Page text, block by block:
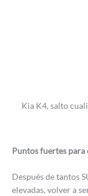
Kia K4, salto
Puntos fuertes para
Después de tantos
elevadas, volver a